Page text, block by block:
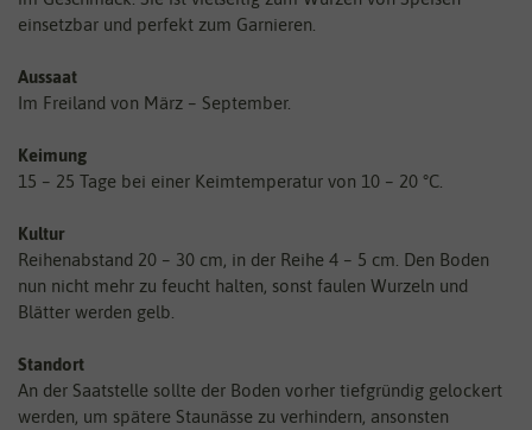
einsetzbar und perfekt zum Garnieren.
Aussaat
Im Freiland von März – September.
Keimung
15 – 25 Tage bei einer Keimtemperatur von 10 – 20 °C.
Kultur
Reihenabstand 20 – 30 cm, in der Reihe 4 – 5 cm. Den Boden
nun nicht mehr zu feucht halten, sonst faulen Wurzeln und
Blätter werden gelb.
Standort
An der Saatstelle sollte der Boden vorher tiefgründig gelockert
werden, um spätere Staunässe zu verhindern, ansonsten